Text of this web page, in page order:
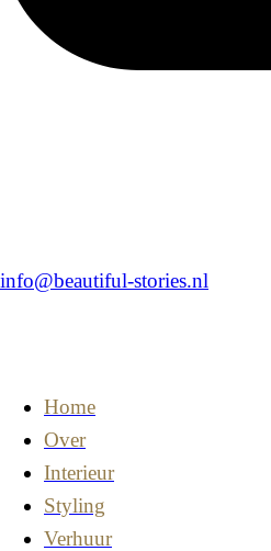
info@beautiful-stories.nl
Home
Over
Interieur
Styling
Verhuur